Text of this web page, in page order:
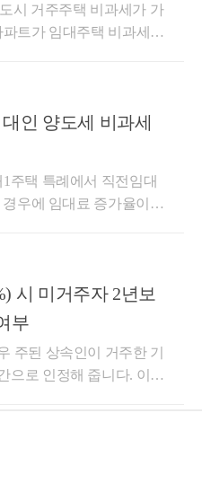
전화를 주시거나
니다!
금 상담 및 용역
구를 통한 약 25
넥츠' 상담 및 후
337만건 이상 공유)- KB금
- 서울시 마을세무사- ㈜
1세대가 일반주택의 주
거주하기 위하여 다른 주
각호의 요건을 모두 갖추
조 제1항의 규정을 적용
기간 및 거주 기간 제한
사전-2020-법령해석재
변 신청의 사실관계와 같
전주택(A)를 취득한 후,
주택을 먼저 양도한 후 1
하는 경우로서 ?소득세법
요건을 갖춘 경우에는 1세
입니다.★주요 경력- 약 6
용역- 600건 이상의 경정
편중)' 상담 및 후기 1위
유플랫폼 '아하 QnA' 세
급- 세무사 플랫폼 '택슬
건 이상 상담)- 전문가 플
무사- ㈜코스맥스 세무
- ㈜iMBC 재무회계팀- 세
1/2(5년)이상을 임대한 상
징되지 않고 유지가 됩니
합니다. 주택임대사업자
거주한 경우에 한해서,
에 대해서만 비과세를 적
용은 글로서는 이해할 수
책자의 222페이지~223
담을 별도로 신청해 주셔
길 바랍니다. 감사합니다.
시 거주주택 비과세가 가
주택임대사업자로 등록
가 6억 (수도권밖은 3억)
인 양도세 비과세
주택 특례에서 직전임대
우에 임대료 증가율이
규정으로서 직전임대차
도 됩니다. 상생임대차
혜택을 받게 됩니다.
시 미거주자 2년보
부
주된 상속인이 거주한 기
으로 인정해 줍니다. 이는
련 규정은 다